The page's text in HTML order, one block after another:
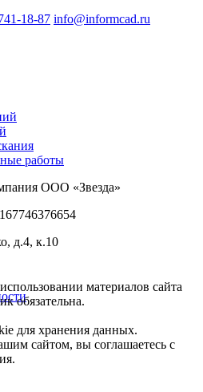
18-87 info@informcad.ru
работы
ООО «Звезда»
д.4, к.10
материалов сайта
обязательна.
для хранения данных.
сайтом, вы соглашаетесь с